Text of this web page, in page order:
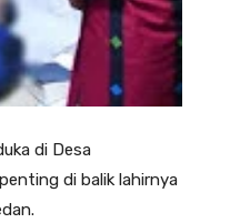
di Desa
di balik lahirnya